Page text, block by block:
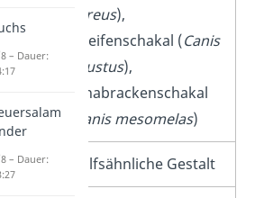
aureus),
Streifenschakal (Canis
adustus),
Schabrackenschakal
Canis mesomelas)
wolfsähnliche Gestalt
– Dauer:
– Dauer: